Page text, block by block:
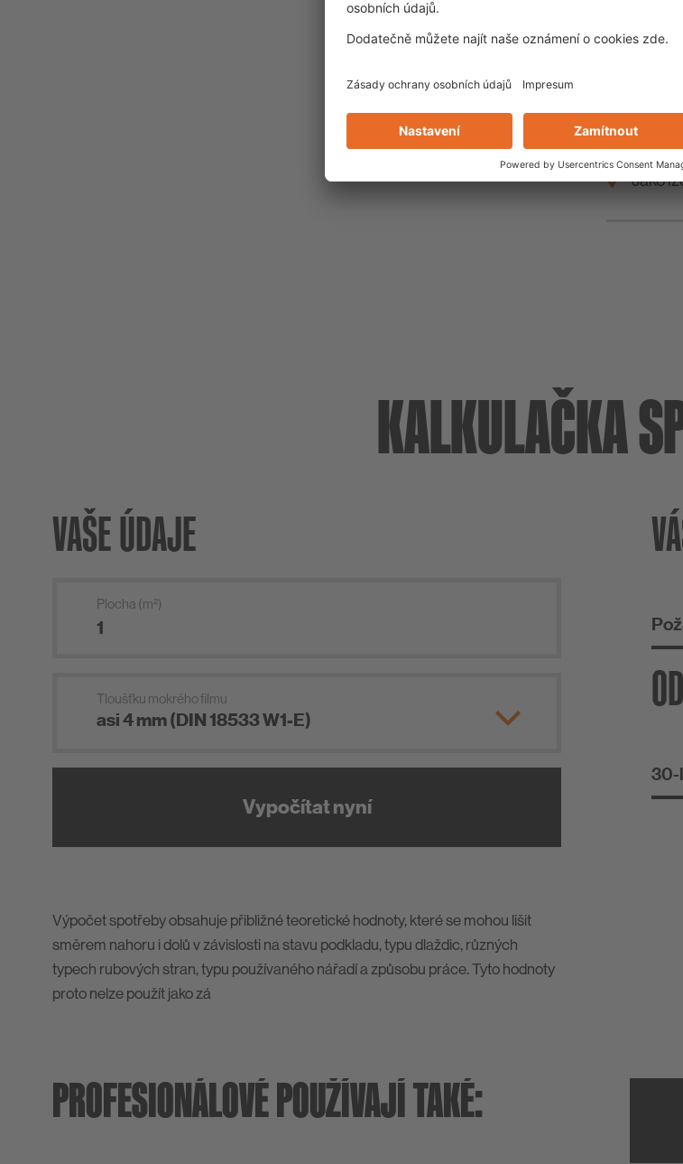
K
z
do 3
Jako
KALKULAČKA
VAŠE ÚDAJE
Plocha (m²)
Tloušťku mokrého filmu
Vypočítat nyní
30-
Výpočet spotřeby obsahuje přibližné teoretické hodnoty, které se mohou lišit
směrem nahoru i dolů v závislosti na stavu podkladu, typu dlaždic, různých
typech rubových stran, typu používaného nářadí a způsobu práce. Tyto hodnoty
proto nelze použít jako zá
PROFESIONÁLOVÉ POUŽÍVAJÍ TAKÉ: